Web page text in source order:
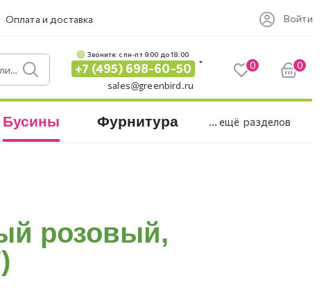
Оплата и доставка Войти
Звоните: c пн-пт 9:00 до 18:00
+7 (495) 698-60-50
sales@greenbird.ru
0 0
Бусины Фурнитура ... ещё разделов
розовый,